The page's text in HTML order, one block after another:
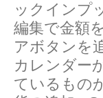
ックインプ
編集で金額
アボタンを
カレンダー
ているもの